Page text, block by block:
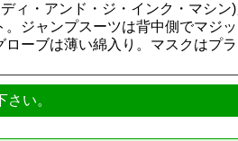
ィ・アンド・ジ・インク・マシン
ジャンプスーツは背中側でマジッ
ーブは薄い綿入り。マスクはプ
い。